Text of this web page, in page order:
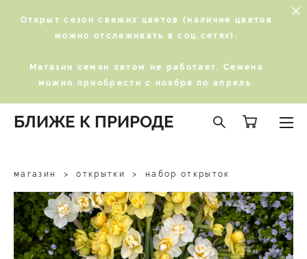
Открыт сезон свежих цветов (наличие цветов
можно отслеживать в соц.сетях).
Магазин семян летом не работает. Семена
можно приобрести с ноября по апрель.
БЛИЖЕ К ПРИРОДЕ
магазин > открытки > набор открыток